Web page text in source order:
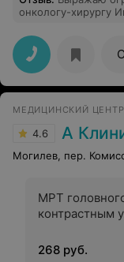
онкологу-хирургу
отделении.
специалист и
время выявил
безболезненную
терпения в Вашем
МЕДИЦИНСКИЙ ЦЕНТР
4.6 А
Могилев, пер.
МРТ
контрастным
268 руб.